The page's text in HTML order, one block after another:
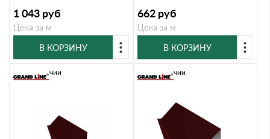
1 043 руб
Цена за м
В КОРЗИНУ
662 руб
Цена за м
В КОРЗИНУ
В наличии В наличии